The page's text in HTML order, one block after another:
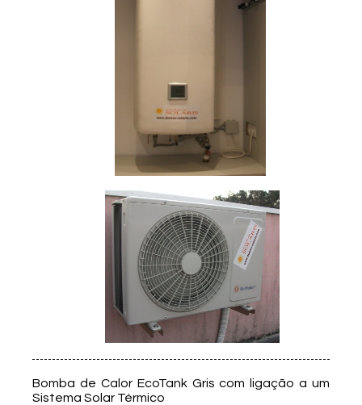
Bomba de Calor EcoTank Gris com ligação a um
Sistema Solar Térmico